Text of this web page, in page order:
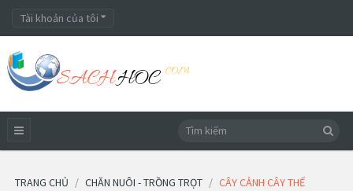
Tài khoản của tôi
TRANG CHỦ CHĂN NUÔI - TRỒNG TRỌT CÂY CẢNH CÂY THẾ